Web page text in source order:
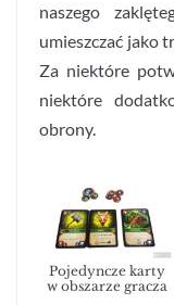
naszego
umieszczać jako
Za niektóre
niektóre
obrony.
Pojedyncze karty
w obszarze gracza